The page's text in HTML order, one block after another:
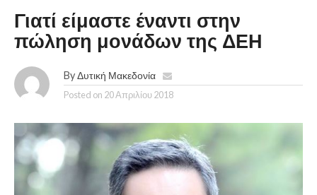
Γιατί είμαστε έναντι στην
πώληση μονάδων της ΔΕΗ
By Δυτική Μακεδονία
Posted on 20 Απριλίου 2018